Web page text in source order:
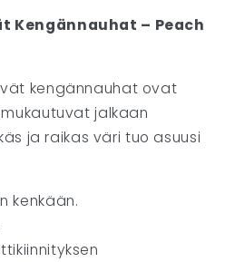
Kengännauhat – Peach
kengännauhat ovat
jalkaan
ja raikas väri tuo asuusi
kenkään.